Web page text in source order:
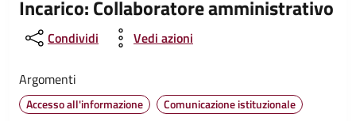
Incarico: Collaboratore amministrativo
Condividi Vedi azioni
Argomenti
Accesso all'informazione Comunicazione istituzionale